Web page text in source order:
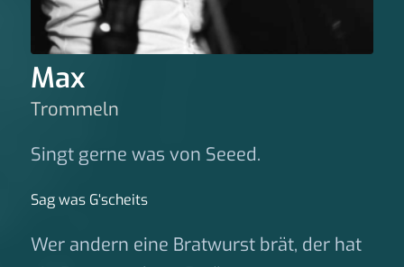
Max
Trommeln
Singt gerne was von Seeed.
Sag was G‘scheits
Wer andern eine Bratwurst brät, der hat